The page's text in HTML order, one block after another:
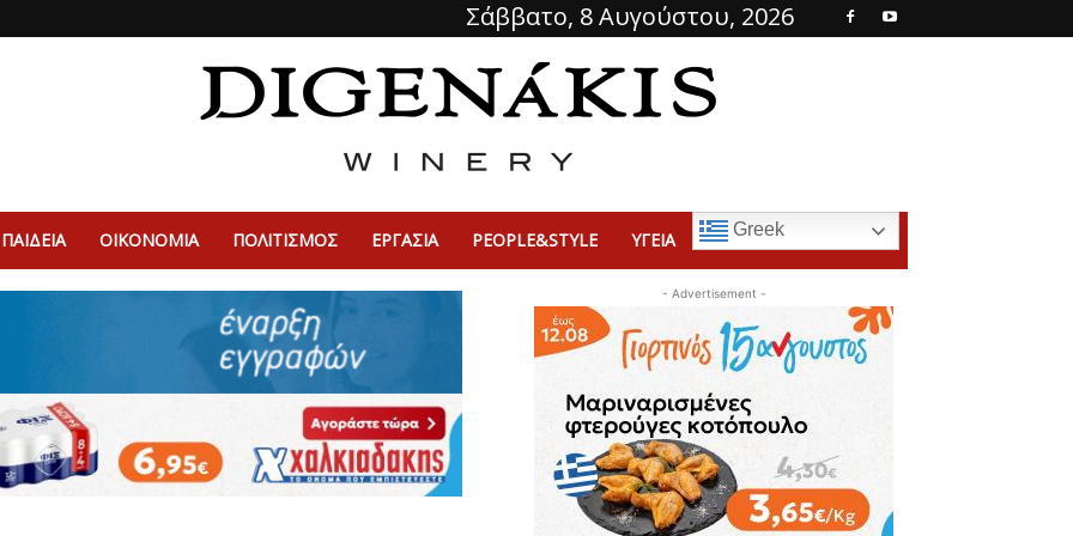
Σάββατο, 8 Αυγούστου, 2026
ΠΑΙΔΕΙΑ ΟΙΚΟΝΟΜΙΑ ΠΟΛΙΤΙΣΜΌΣ ΕΡΓΑΣΙΑ PEOPLE&STYLE ΥΓΕΙΑ Greek
- Advertisement -